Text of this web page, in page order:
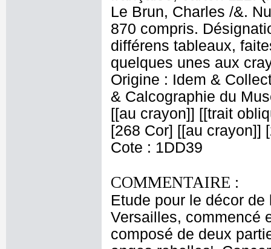
Le Brun, Charles /&.
870 compris.
différens tableaux,
quelques unes aux
Origine : Idem &
& Calcographie du
[[au crayon]] [[trait
[268 Cor] [[au crayon]]
Cote : 1DD39
COMMENTAIRE :
Etude pour le décor
Versailles, commencé
composé de deux